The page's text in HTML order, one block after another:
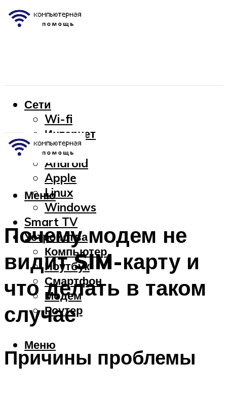
Сети
Wi-fi
Интернет
OC
Android
Apple
Linux
Windows
Smart TV
Устройства
Компьютер
Ноутбук
Смартфон
Модем
Роутер
Меню
Меню
Почему модем не
видит SIM-карту и
что делать в таком
случае
Причины проблемы